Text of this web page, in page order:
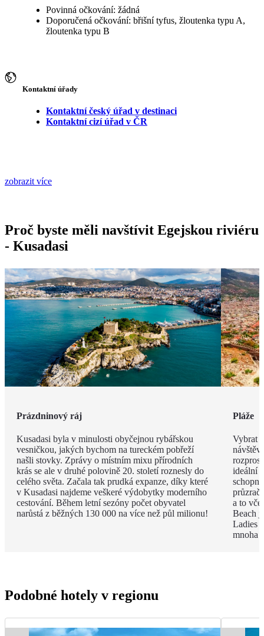
Povinná očkování: žádná
Doporučená očkování: břišní tyfus, žloutenka typu A,
žloutenka typu B
Kontaktní úřady
Kontaktní český úřad v destinaci
Kontaktní cizí úřad v ČR
zobrazit více
Proč byste měli navštívit Egejskou riviéru
- Kusadasi
Prázdninový ráj
Kusadasi byla v minulosti obyčejnou rybářskou
vesničkou, jakých bychom na tureckém pobřeží
našli stovky. Zprávy o místním mixu přírodních
krás se ale v druhé polovině 20. století roznesly do
celého světa. Začala tak prudká expanze, díky které
v Kusadasi najdeme veškeré výdobytky moderního
cestování. Během letní sezóny počet obyvatel
narůstá z běžných 130 000 na více než půl milionu!
Pláže
Vybrat
ideální
a to
Beach
Ladies
mnoha
Podobné hotely v regionu